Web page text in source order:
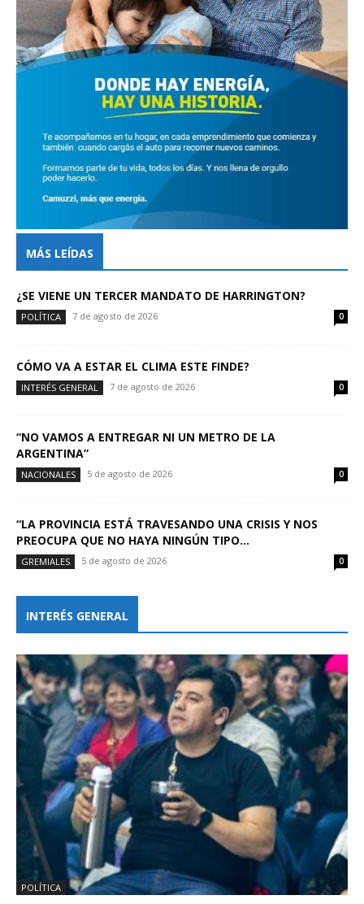
MÁS LEÍDAS
¿SE VIENE UN TERCER MANDATO DE HARRINGTON?
POLÍTICA 7 de agosto de 2026 0
CÓMO VA A ESTAR EL CLIMA ESTE FINDE?
INTERÉS GENERAL 7 de agosto de 2026 0
“NO VAMOS A ENTREGAR NI UN METRO DE LA
ARGENTINA”
NACIONALES 5 de agosto de 2026 0
“LA PROVINCIA ESTÁ TRAVESANDO UNA CRISIS Y NOS
PREOCUPA QUE NO HAYA NINGÚN TIPO...
GREMIALES 5 de agosto de 2026 0
INTERÉS GENERAL
POLÍTICA